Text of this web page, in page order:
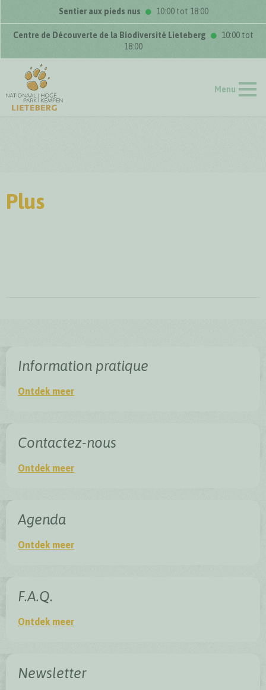
Sentier aux pieds nus 10:00 tot 18:00
Centre de Découverte de la Biodiversité Lieteberg
10:00 tot
18:00
Menu
Plus
Information pratique
Ontdek meerInformation pratique
Contactez-nous
Ontdek meerContactez-nous
Agenda
Ontdek meerAgenda
F.A.Q.
Ontdek meerF.A.Q.
Newsletter